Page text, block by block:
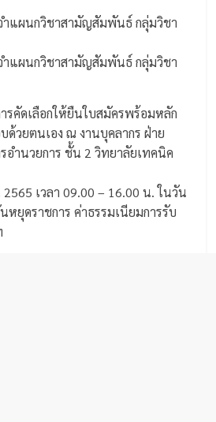
ำแผนกวิชาสามัญสัมพันธ์ กลุ่มวิชา
ำแผนกวิชาสามัญสัมพันธ์ กลุ่มวิชา
รคัดเลือกให้ยืนใบสมัครพร้อมหลัก
ด้วยตนเอง ณ งานบุคลากร ฝ่าย
อำนวยการ ชั้น 2 วิทยาลัยเทคนิค
เวลา 09.00 – 16.00 น. ในวัน
หยุดราชการ ค่าธรรมเนียมการรับ